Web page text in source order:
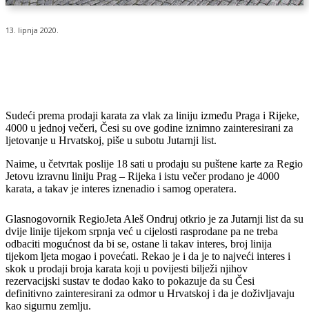
13. lipnja 2020.
Sudeći prema prodaji karata za vlak za liniju između Praga i Rijeke,
4000 u jednoj večeri, Česi su ove godine iznimno zainteresirani za
ljetovanje u Hrvatskoj, piše u subotu Jutarnji list.
Naime, u četvrtak poslije 18 sati u prodaju su puštene karte za Regio
Jetovu izravnu liniju Prag – Rijeka i istu večer prodano je 4000
karata, a takav je interes iznenadio i samog operatera.
Glasnogovornik RegioJeta Aleš Ondruj otkrio je za Jutarnji list da su
dvije linije tijekom srpnja već u cijelosti rasprodane pa ne treba
odbaciti mogućnost da bi se, ostane li takav interes, broj linija
tijekom ljeta mogao i povećati. Rekao je i da je to najveći interes i
skok u prodaji broja karata koji u povijesti bilježi njihov
rezervacijski sustav te dodao kako to pokazuje da su Česi
definitivno zainteresirani za odmor u Hrvatskoj i da je doživljavaju
kao sigurnu zemlju.